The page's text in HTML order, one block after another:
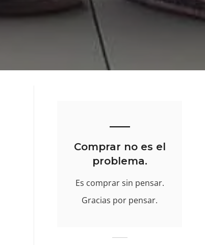
Comprar no es el
problema.
Es comprar sin pensar.
Gracias por pensar.